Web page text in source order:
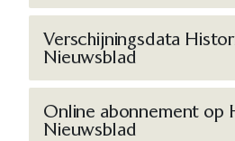
Verschijningsdata
Nieuwsblad
Online abonnement op
Nieuwsblad